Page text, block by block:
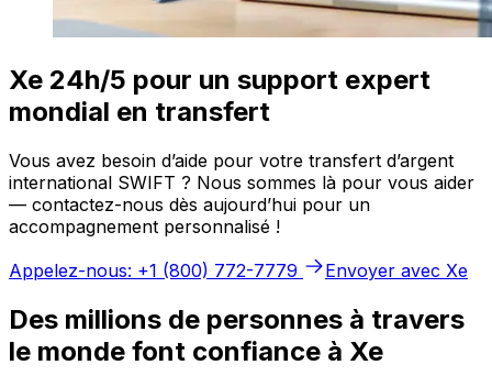
Xe 24h/5 pour un support expert
mondial en transfert
Vous avez besoin d’aide pour votre transfert d’argent
international SWIFT ? Nous sommes là pour vous aider
— contactez-nous dès aujourd’hui pour un
accompagnement personnalisé !
Appelez-nous: +1 (800) 772-7779
Envoyer avec Xe
Des millions de personnes à travers
le monde font confiance à Xe